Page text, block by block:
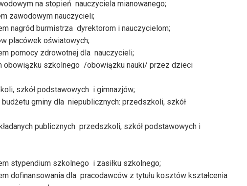
na stopień nauczyciela mianowanego;
zawodowym nauczycieli;
nagród burmistrza dyrektorom i nauczycielom;
placówek oświatowych;
pomocy zdrowotnej dla nauczycieli;
obowiązku szkolnego /obowiązku nauki/ przez dzieci
szkół podstawowych i gimnazjów;
gminy dla niepublicznych: przedszkoli, szkół
publicznych przedszkoli, szkół podstawowych i
stypendium szkolnego i zasiłku szkolnego;
dofinansowania dla pracodawców z tytułu kosztów kształcenia